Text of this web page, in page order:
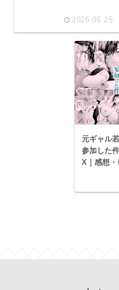
2026.06.25
元ギャル
参加した
X｜感想